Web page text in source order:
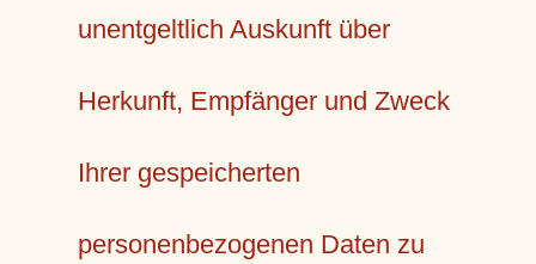
unentgeltlich Auskunft über
Herkunft, Empfänger und Zweck
Ihrer gespeicherten
personenbezogenen Daten zu